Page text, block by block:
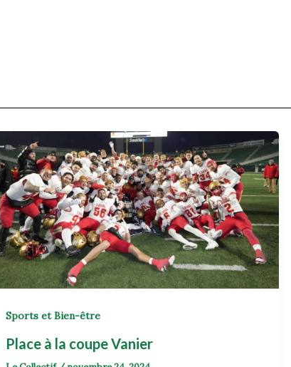
Sports et Bien-être
Place à la coupe Vanier